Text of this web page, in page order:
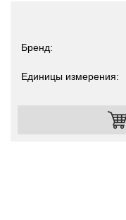
Бренд
Единицы измерения